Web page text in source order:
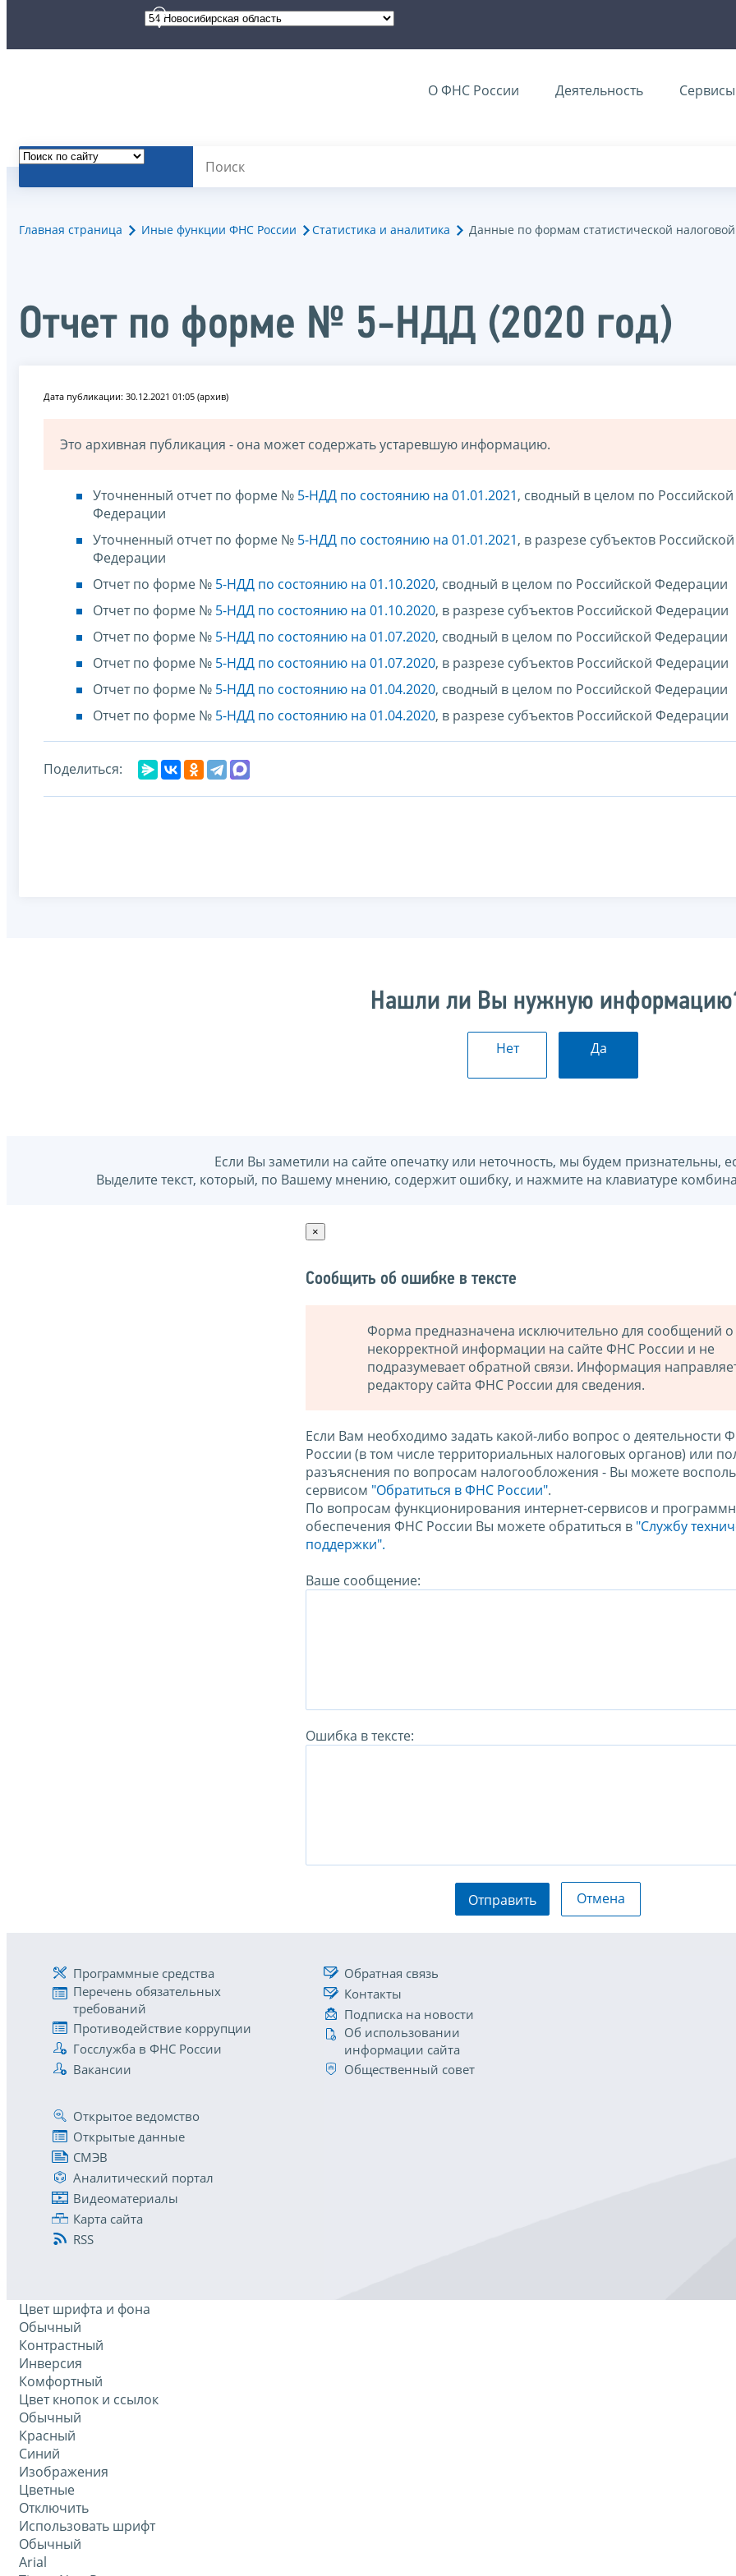
О ФНС России Деятельность Сервисы
Главная страница Иные функции ФНС России Статистика и аналитика Данные по формам статистической
Отчет по форме № 5-НДД (2020 год)
Дата публикации: 30.12.2021 01:05 (архив)
Это архивная публикация - она может содержать устаревшую информацию.
Уточненный отчет по форме № 5-НДД по состоянию на 01.01.2021, сводный в целом по Российской
Федерации
Уточненный отчет по форме № 5-НДД по состоянию на 01.01.2021, в разрезе субъектов Российской
Федерации
Отчет по форме № 5-НДД по состоянию на 01.10.2020, сводный в целом по Российской Федерации
Отчет по форме № 5-НДД по состоянию на 01.10.2020, в разрезе субъектов Российской Федерации
Отчет по форме № 5-НДД по состоянию на 01.07.2020, сводный в целом по Российской Федерации
Отчет по форме № 5-НДД по состоянию на 01.07.2020, в разрезе субъектов Российской Федерации
Отчет по форме № 5-НДД по состоянию на 01.04.2020, сводный в целом по Российской Федерации
Отчет по форме № 5-НДД по состоянию на 01.04.2020, в разрезе субъектов Российской Федерации
Поделиться:
Нашли ли Вы нужную
Нет Да
Если Вы заметили на сайте опечатку или неточность, мы будем признательны,
Выделите текст, который, по Вашему мнению, содержит ошибку, и нажмите на клавиатуре
×
Сообщить об ошибке в тексте
Форма предназначена исключительно для сообщений о
некорректной информации на сайте ФНС России и не
подразумевает обратной связи. Информация
редактору сайта ФНС России для сведения.
Если Вам необходимо задать какой-либо вопрос о деятельности
России (в том числе территориальных налоговых органов) или
разъяснения по вопросам налогообложения - Вы можете
сервисом "Обратиться в ФНС России".
По вопросам функционирования интернет-сервисов и
обеспечения ФНС России Вы можете обратиться в "Службу
поддержки".
Ваше сообщение:
Ошибка в тексте:
Отправить Отмена
Программные средства
Перечень обязательных
требований
Противодействие коррупции
Госслужба в ФНС России
Вакансии
Обратная связь
Контакты
Подписка на новости
Об использовании
информации сайта
Общественный совет
Открытое ведомство
Открытые данные
СМЭВ
Аналитический портал
Видеоматериалы
Карта сайта
RSS
Цвет шрифта и фона
Обычный
Контрастный
Инверсия
Комфортный
Цвет кнопок и ссылок
Обычный
Красный
Синий
Изображения
Цветные
Отключить
Использовать шрифт
Обычный
Arial